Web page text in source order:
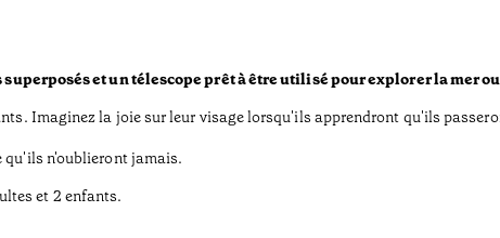
et un télescope prêt à être utilisé pour explorer la mer
Imaginez la joie sur leur visage lorsqu'ils apprendront qu'ils
qu'ils n'oublieront jamais.
et 2 enfants.